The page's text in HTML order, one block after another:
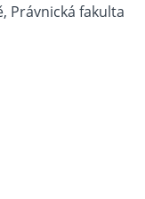
Právnická fakulta